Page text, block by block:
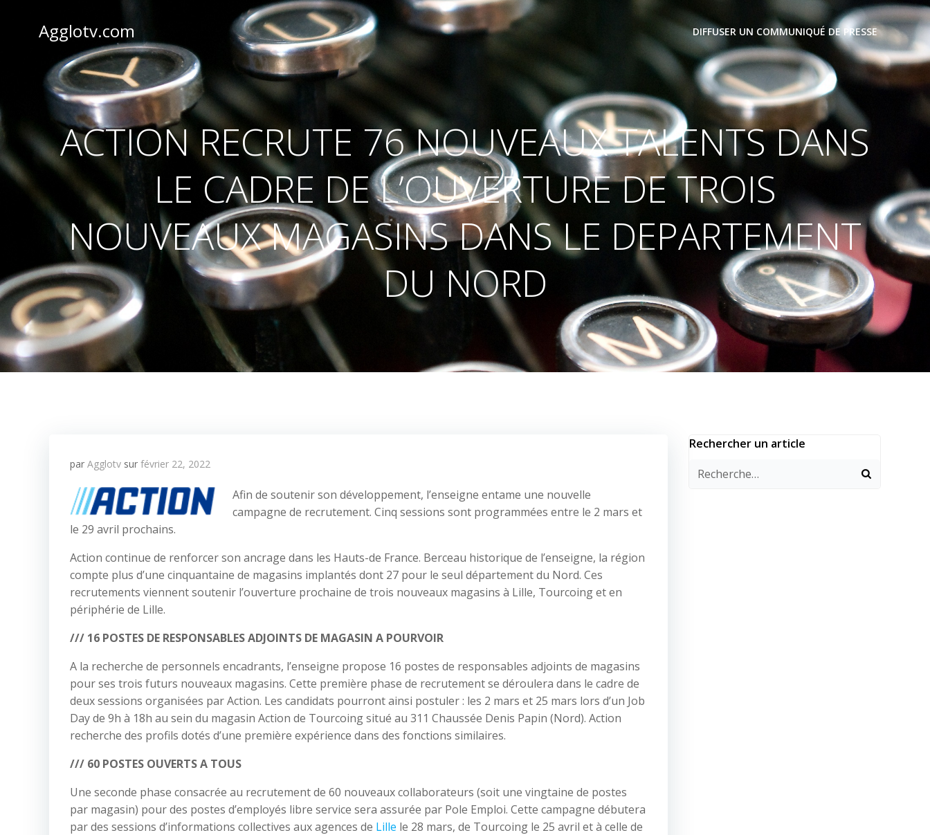
contenuAgglotv.com DIFFUSER UN COMMUNIQUÉ DE PRESSE
ACTION RECRUTE 76 NOUVEAUX TALENTS DANS
LE CADRE DE L’OUVERTURE DE TROIS
NOUVEAUX MAGASINS DANS LE DEPARTEMENT
DU NORD
par Agglotv sur février 22, 2022
Afin de soutenir son développement, l’enseigne entame une nouvelle
campagne de recrutement. Cinq sessions sont programmées entre le 2 mars et
le 29 avril prochains.
Action continue de renforcer son ancrage dans les Hauts-de France. Berceau historique de l’enseigne, la région
compte plus d’une cinquantaine de magasins implantés dont 27 pour le seul département du Nord. Ces
recrutements viennent soutenir l’ouverture prochaine de trois nouveaux magasins à Lille, Tourcoing et en
périphérie de Lille.
/// 16 POSTES DE RESPONSABLES ADJOINTS DE MAGASIN A POURVOIR
A la recherche de personnels encadrants, l’enseigne propose 16 postes de responsables adjoints de magasins
pour ses trois futurs nouveaux magasins. Cette première phase de recrutement se déroulera dans le cadre de
deux sessions organisées par Action. Les candidats pourront ainsi postuler : les 2 mars et 25 mars lors d’un Job
Day de 9h à 18h au sein du magasin Action de Tourcoing situé au 311 Chaussée Denis Papin (Nord). Action
recherche des profils dotés d’une première expérience dans des fonctions similaires.
/// 60 POSTES OUVERTS A TOUS
Une seconde phase consacrée au recrutement de 60 nouveaux collaborateurs (soit une vingtaine de postes
par magasin) pour des postes d’employés libre service sera assurée par Pole Emploi. Cette campagne débutera
par des sessions d’informations collectives aux agences de Lille le 28 mars, de Tourcoing le 25 avril et à celle de
Rechercher un article